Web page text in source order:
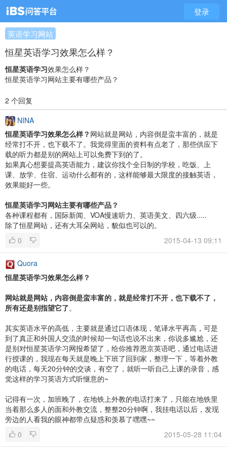
登录
英语学习网站
恒星英语学习效果怎么样？
恒星英语学习效果怎么样？
恒星英语学习网站主要有哪些产品？
2 个回复
NINA
恒星英语学习效果怎么样？ 网站就是网站，内容倒是蛮丰富的，就是
经常打不开，也下载不了。我觉得里面的资料有点老了，那些供应下
载的听力都是别的网站上可以免费下到的了。
如果真心想要提高英语能力，建议你找个全日制的学校，吃饭、上
课、放学、住宿、运动什么都有的，这样能够最大限度的接触英语，
效果能好一些。
恒星英语学习网站主要有哪些产品？
各种课程都有，国际新闻、VOA慢速听力、英语美文、四六级.....
除了恒星网站，还有大耳朵网站，貌似也可以的。
0
2015-04-13 09:11
Quora
恒星英语学习效果怎么样？
网站就是网站，内容倒是蛮丰富的，就是经常打不开，也下载不了，
所有还是别指望它了。
其实英语水平的高低，主要就是通过口语体现，笔译水平再高，可是
到了真正和外国人交流的时候却一句话也说不出来，你说多尴尬，还
是别对恒星英语学习网报希望了，给你推荐恩京英语吧，通过电话进
行授课的，我现在每天就是晚上下班了回到家，整理一下，等着外教
的电话，每天20分钟的交谈，有空了，就听一听自己上课的录音，感
觉这样的学习英语方式听惬意的~
记得有一次，加班晚了，在地铁上外教的电话打来了，只能在地铁里
当着那么多人的面和外教交流，整整20分钟啊，我挂电话以后，发现
旁边的人看我的眼神都带点疑惑和羡慕了嘿嘿~~
0
2015-05-28 11:04